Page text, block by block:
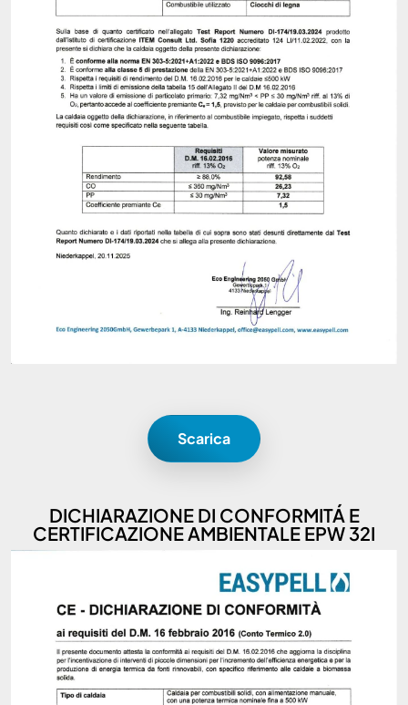
Scarica
DICHIARAZIONE DI CONFORMITÁ E
CERTIFICAZIONE AMBIENTALE EPW 32I